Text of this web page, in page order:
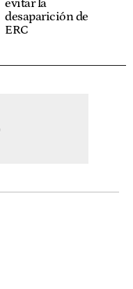
evitar la
desaparición de
ERC